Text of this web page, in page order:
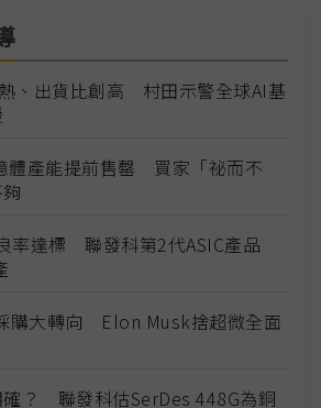
、出貨比創高 村田示警全球AI基
體產能提前售罄 買家「祕而不
率達標 聯發科第2代ASIC產品
購大轉向 Elon Musk捨超微全面
？ 聯發科估SerDes 448G為銅